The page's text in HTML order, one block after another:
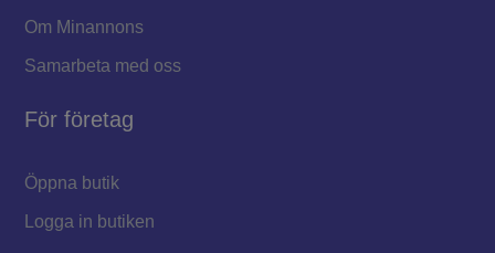
Om Minannons
Samarbeta med oss
För företag
Öppna butik
Logga in butiken